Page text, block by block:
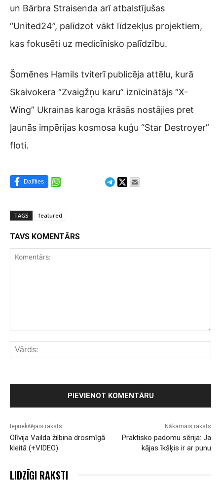
un Bārbra Straisenda arī atbalstījušas
“United24”, palīdzot vākt līdzekļus projektiem,
kas fokusēti uz medicīnisko palīdzību.
Šomēnes Hamils tviterī publicēja attēlu, kurā
Skaivokera “Zvaigžņu karu” iznīcinātājs “X-
Wing” Ukrainas karoga krāsās nostājies pret
ļaunās impērijas kosmosa kuģu “Star Destroyer”
floti.
Dalīties
TAGS featured
TAVS KOMENTĀRS
Iepriekšējais raksts
Olīvija Vailda žilbina drosmīgā
kleitā (+VIDEO)
Nākamais raksts
Praktisko padomu sērija: Ja
kājas īkšķis ir ar punu
LIDZĪGI RAKSTI